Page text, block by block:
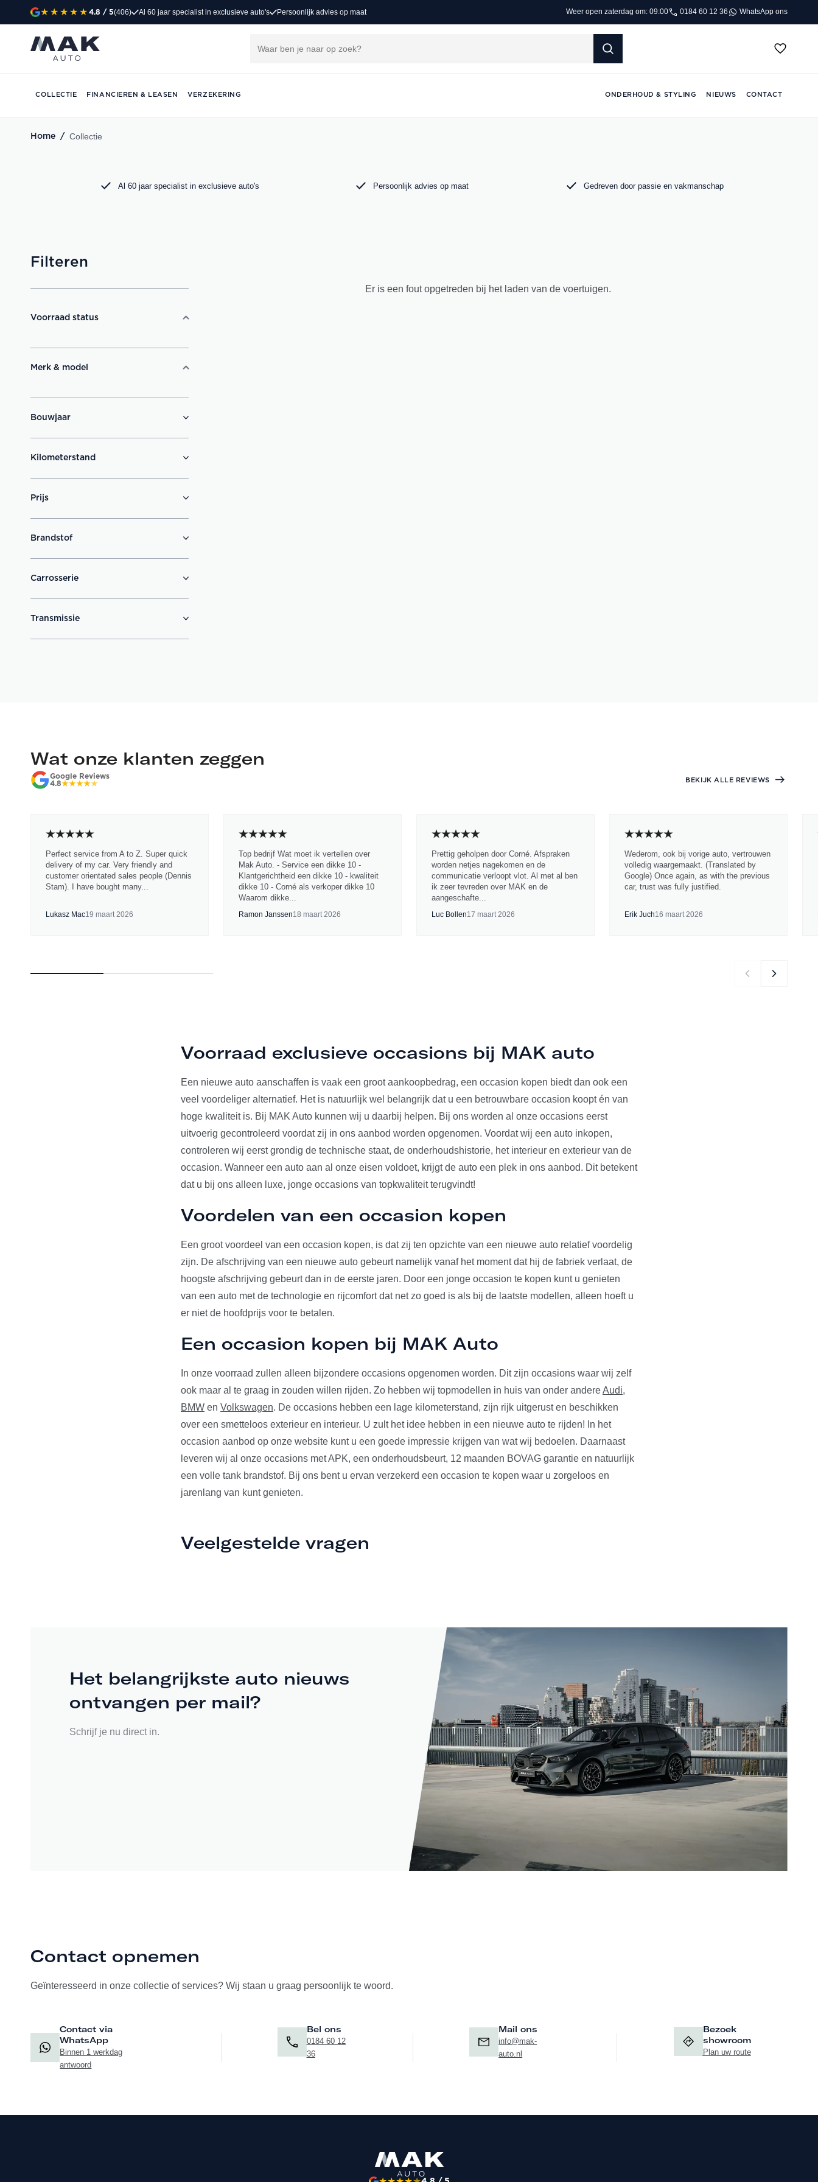
4.8 / 5(406) Al 60 jaar specialist in exclusieve auto's Persoonlijk advies op maat Weer open zaterdag om: 09:00 0184 60 12 36 WhatsApp ons
COLLECTIE FINANCIEREN & LEASEN VERZEKERING ONDERHOUD & STYLING NIEUWS CONTACT
Home / Collectie
Exclusieve occasions
Jong gebruikt, grondig gecontroleerd en klaar voor een nieuw avontuur. Ontdek onze collectie
Al 60 jaar specialist in exclusieve auto's Persoonlijk advies op maat Gedreven door passie en vakmanschap
Filteren
Voorraad status
Merk & model
Bouwjaar
Kilometerstand
Prijs
Brandstof
Carrosserie
Transmissie
Er is een fout opgetreden bij het laden van de voertuigen.
Wat onze klanten zeggen
Google Reviews
4.8
BEKIJK ALLE REVIEWS
Perfect service from A to Z. Super quick
delivery of my car. Very friendly and
customer orientated sales people (Dennis
Stam). I have bought many...
Lukasz Mac19 maart 2026
Top bedrijf Wat moet ik vertellen over
Mak Auto. - Service een dikke 10 -
Klantgerichtheid een dikke 10 - kwaliteit
dikke 10 - Corné als verkoper dikke 10
Waarom dikke...
Ramon Janssen18 maart 2026
Prettig geholpen door Corné. Afspraken
worden netjes nagekomen en de
communicatie verloopt vlot. Al met al ben
ik zeer tevreden over MAK en de
aangeschafte...
Luc Bollen17 maart 2026
Wederom, ook bij vorige auto, vertrouwen
volledig waargemaakt. (Translated by
Google) Once again, as with the previous
car, trust was fully justified.
Erik Juch16 maart 2026
Voorraad exclusieve occasions bij MAK auto
Een nieuwe auto aanschaffen is vaak een groot aankoopbedrag, een occasion kopen biedt dan ook een
veel voordeliger alternatief. Het is natuurlijk wel belangrijk dat u een betrouwbare occasion koopt én van
hoge kwaliteit is. Bij MAK Auto kunnen wij u daarbij helpen. Bij ons worden al onze occasions eerst
uitvoerig gecontroleerd voordat zij in ons aanbod worden opgenomen. Voordat wij een auto inkopen,
controleren wij eerst grondig de technische staat, de onderhoudshistorie, het interieur en exterieur van de
occasion. Wanneer een auto aan al onze eisen voldoet, krijgt de auto een plek in ons aanbod. Dit betekent
dat u bij ons alleen luxe, jonge occasions van topkwaliteit terugvindt!
Voordelen van een occasion kopen
Een groot voordeel van een occasion kopen, is dat zij ten opzichte van een nieuwe auto relatief voordelig
zijn. De afschrijving van een nieuwe auto gebeurt namelijk vanaf het moment dat hij de fabriek verlaat, de
hoogste afschrijving gebeurt dan in de eerste jaren. Door een jonge occasion te kopen kunt u genieten
van een auto met de technologie en rijcomfort dat net zo goed is als bij de laatste modellen, alleen hoeft u
er niet de hoofdprijs voor te betalen.
Een occasion kopen bij MAK Auto
In onze voorraad zullen alleen bijzondere occasions opgenomen worden. Dit zijn occasions waar wij zelf
ook maar al te graag in zouden willen rijden. Zo hebben wij topmodellen in huis van onder andereAudi,
BMW en Volkswagen. De occasions hebben een lage kilometerstand, zijn rijk uitgerust en beschikken
over een smetteloos exterieur en interieur. U zult het idee hebben in een nieuwe auto te rijden! In het
occasion aanbod op onze website kunt u een goede impressie krijgen van wat wij bedoelen. Daarnaast
leveren wij al onze occasions met APK, een onderhoudsbeurt, 12 maanden BOVAG garantie en natuurlijk
een volle tank brandstof. Bij ons bent u ervan verzekerd een occasion te kopen waar u zorgeloos en
jarenlang van kunt genieten.
Veelgestelde vragen
Het belangrijkste auto nieuws
ontvangen per mail?
Schrijf je nu direct in.
Contact opnemen
Geïnteresseerd in onze collectie of services? Wij staan u graag persoonlijk te woord.
Contact via
WhatsApp
Binnen 1 werkdag
antwoord
Bel ons
0184 60 12
36
Mail ons
info@mak-
auto.nl
Bezoek
showroom
Plan uw route